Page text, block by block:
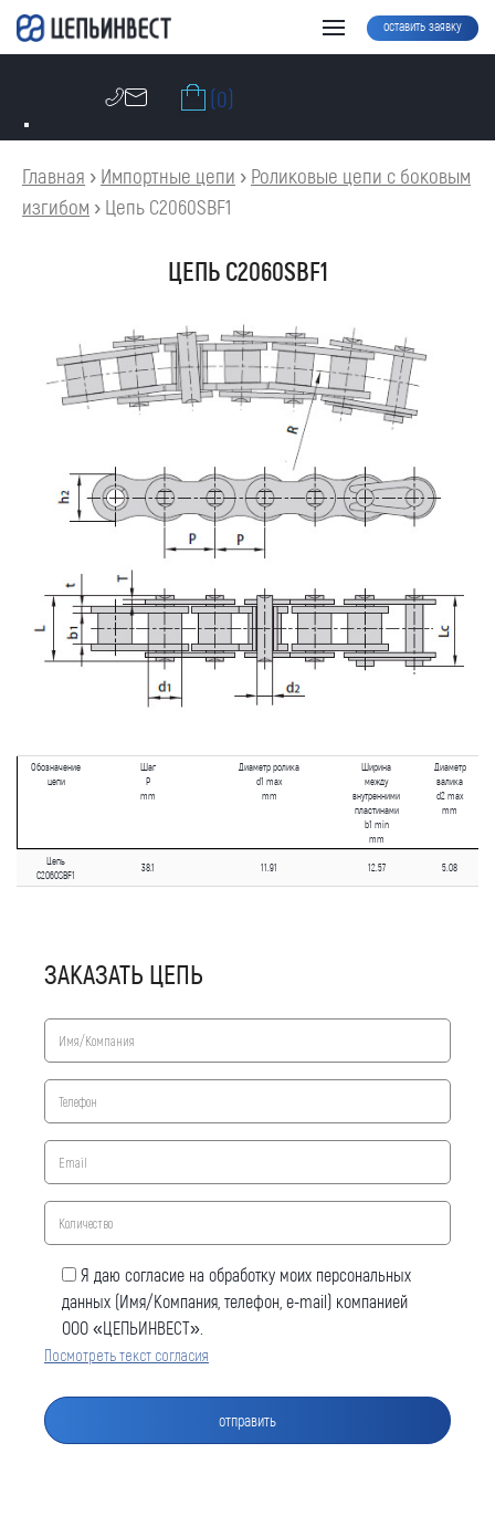
оставить заявку
(0)
Главная › Импортные цепи › Роликовые цепи с боковым
изгибом › Цепь C2060SBF1
ЦЕПЬ C2060SBF1
Обозначение
цепи
Шаг
P
mm
Диаметр ролика
d1 max
mm
Ширина
между
внутренними
пластинами
b1 min
mm
Диаметр
валика
d2 max
mm
Цепь
C2060SBF1
38.1 11.91 12.57 5.08
ЗАКАЗАТЬ ЦЕПЬ
Я даю согласие на обработку моих персональных
данных (Имя/Компания, телефон, e-mail) компанией
ООО «ЦЕПЬИНВЕСТ».
Посмотреть текст согласия
Оставить заявку
Как к Вам обращаться (обязательно)